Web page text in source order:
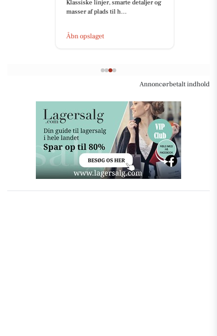
Klassiske linjer, smarte detaljer og
masser af plads til h...
Åbn opslaget
Annoncørbetalt indhold